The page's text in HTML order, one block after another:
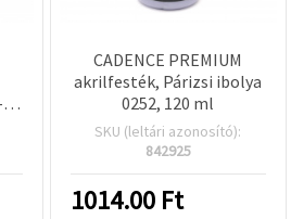
CADENCE PREMIUM
akrilfesték, Párizsi ibolya
0252, 120 ml
SKU (leltári azonosító):
842925
1014.00 Ft